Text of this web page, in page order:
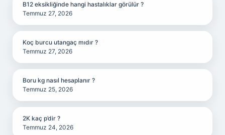
B12 eksikliğinde hangi hastalıklar görülür ?
Temmuz 27, 2026
Koç burcu utangaç mıdır ?
Temmuz 27, 2026
Boru kg nasıl hesaplanır ?
Temmuz 25, 2026
2K kaç p’dir ?
Temmuz 24, 2026